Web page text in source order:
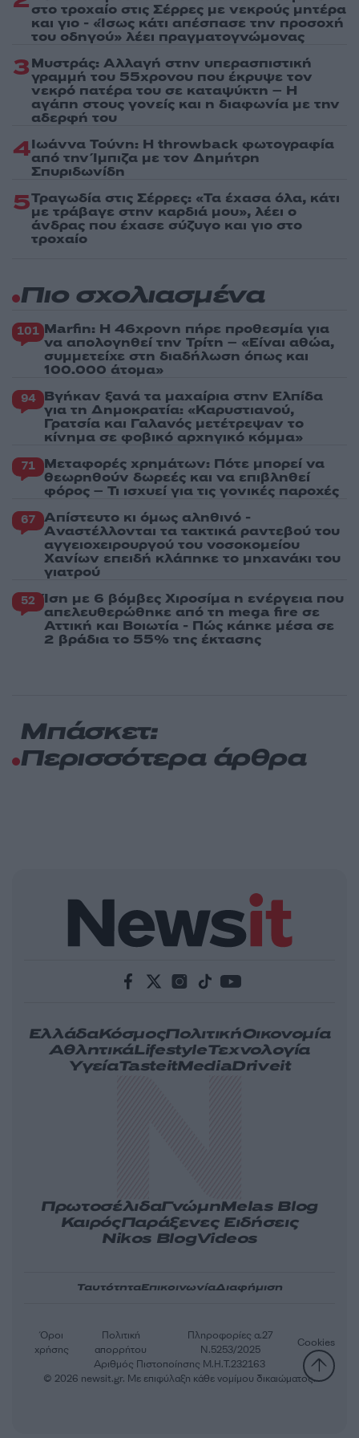
στο τροχαίο στις Σέρρες με νεκρούς μητέρα
και γιο - «Ίσως κάτι απέσπασε την προσοχή
του οδηγού» λέει πραγματογνώμονας
3Μυστράς: Αλλαγή στην υπερασπιστική
γραμμή του 55χρονου που έκρυψε τον
νεκρό πατέρα του σε καταψύκτη – Η
αγάπη στους γονείς και η διαφωνία με την
αδερφή του
4Ιωάννα Τούνη: Η throwback φωτογραφία
από την Ίμπιζα με τον Δημήτρη
Σπυριδωνίδη
5Τραγωδία στις Σέρρες: «Τα έχασα όλα, κάτι
με τράβαγε στην καρδιά μου», λέει ο
άνδρας που έχασε σύζυγο και γιο στο
τροχαίο
Πιο σχολιασμένα
101 Marfin: Η 46χρονη πήρε προθεσμία για
να απολογηθεί την Τρίτη – «Είναι αθώα,
συμμετείχε στη διαδήλωση όπως και
100.000 άτομα»
94 Βγήκαν ξανά τα μαχαίρια στην Ελπίδα
για τη Δημοκρατία: «Καρυστιανού,
Γρατσία και Γαλανός μετέτρεψαν το
κίνημα σε φοβικό αρχηγικό κόμμα»
71 Μεταφορές χρημάτων: Πότε μπορεί να
θεωρηθούν δωρεές και να επιβληθεί
φόρος – Τι ισχυεί για τις γονικές παροχές
67 Απίστευτο κι όμως αληθινό -
Aναστέλλονται τα τακτικά ραντεβού του
αγγειοχειρουργού του νοσοκομείου
Χανίων επειδή κλάπηκε το μηχανάκι του
γιατρού
52 Ίση με 6 βόμβες Χιροσίμα η ενέργεια που
απελευθερώθηκε από τη mega fire σε
Αττική και Βοιωτία - Πώς κάηκε μέσα σε
2 βράδια το 55% της έκτασης
Μπάσκετ:
Περισσότερα άρθρα
ΕλλάδαΚόσμοςΠολιτικήΟικονομία
ΑθλητικάLifestyleΤεχνολογία
ΥγείαTasteitMediaDriveit
ΠρωτοσέλιδαΓνώμηMelas Blog
ΚαιρόςΠαράξενες Ειδήσεις
Nikos BlogVideos
ΤαυτότηταΕπικοινωνίαΔιαφήμιση
Αριθμός Πιστοποίησης Μ.Η.Τ.232163
Όροι
χρήσης
Πολιτική
απορρήτου
Πληροφορίες α.27
Ν.5253/2025
Cookies
© 2026 newsit.gr. Με επιφύλαξη κάθε νομίμου δικαιώματος.